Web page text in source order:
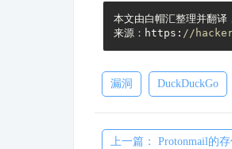
本文由白帽汇整理并翻译
来源：https: //
漏洞 DuckDuckGo
上一篇：